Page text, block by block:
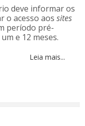
deve informar os
o acesso aos sites
período pré-
e 12 meses.
Leia mais...